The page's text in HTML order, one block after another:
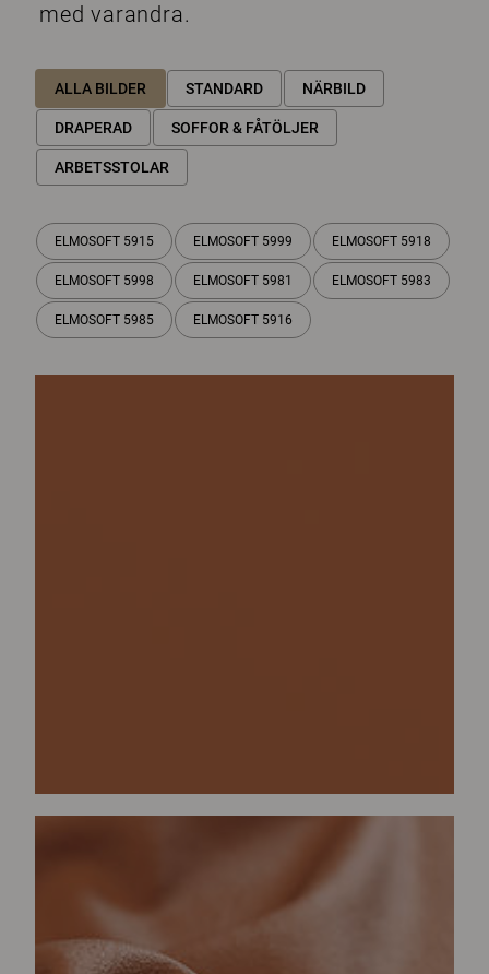
med varandra.
ALLA BILDER STANDARD NÄRBILD
DRAPERAD SOFFOR & FÅTÖLJER
ARBETSSTOLAR
ELMOSOFT 5915 ELMOSOFT 5999 ELMOSOFT 5918
ELMOSOFT 5998 ELMOSOFT 5981 ELMOSOFT 5983
ELMOSOFT 5985 ELMOSOFT 5916